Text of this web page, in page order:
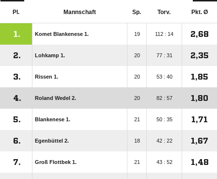
Pl. Mannschaft Sp. Torv. Pkt. Ø
1. Komet Blankenese 1. 19 112 : 14 2,68
2. Lohkamp 1. 20 77 : 31 2,35
3. Rissen 1. 20 53 : 40 1,85
4. Roland Wedel 2. 20 82 : 57 1,80
5. Blankenese 1. 21 50 : 35 1,71
6. Egenbüttel 2. 18 42 : 22 1,67
7. Groß Flottbek 1. 21 43 : 52 1,48